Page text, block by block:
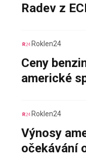
Radev z
Roklen24
Ceny
americké
Roklen24
Výnosy
očekávání